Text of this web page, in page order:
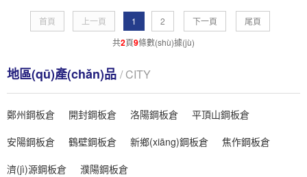
首頁 上一頁 1 2 下一頁
尾頁
共2頁9條數(shù)據(jù)
地區(qū)產(chǎn)品 / CITY
鄭州鋼板倉 開封鋼板倉 洛陽鋼板倉
平頂山鋼板倉
安陽鋼板倉
鶴壁鋼板倉 新鄉(xiāng)鋼板倉
焦作鋼板倉
濟(jì)源鋼板倉
濮陽鋼板倉